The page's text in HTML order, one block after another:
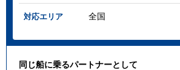
対応エリア 全国
同じ船に乗るパートナーとして